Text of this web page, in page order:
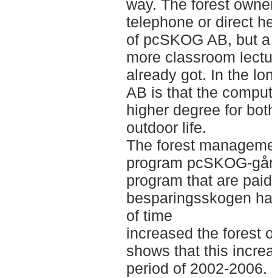
way. The forest
telephone or direct
of pcSKOG AB, but
more classroom
already got. In the
AB is that the
higher degree for
outdoor life.
The forest
program pcSKOG-
program that are
besparingsskogen
of time
increased the forest
shows that this
period of 2002-2006.